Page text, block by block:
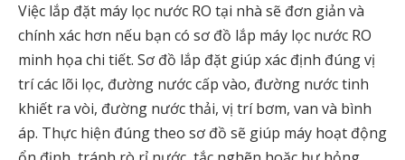
Việc lắp đặt máy lọc nước RO tại nhà sẽ đơn giản và
chính xác hơn nếu bạn có sơ đồ lắp máy lọc nước RO
minh họa chi tiết. Sơ đồ lắp đặt giúp xác định đúng vị
trí các lõi lọc, đường nước cấp vào, đường nước tinh
khiết ra vòi, đường nước thải, vị trí bơm, van và bình
áp. Thực hiện đúng theo sơ đồ sẽ giúp máy hoạt động